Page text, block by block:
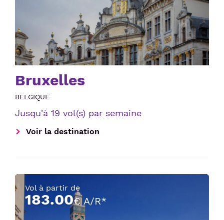
Bruxelles
BELGIQUE
Jusqu'à 19 vol(s) par semaine
Voir la destination
Vol à partir de
183.00€ A/R*